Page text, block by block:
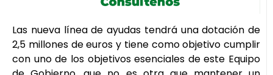
Las nueva línea de ayudas tendrá una dotación de
2,5 millones de euros y tiene como objetivo cumplir
con uno de los objetivos esenciales de este Equipo